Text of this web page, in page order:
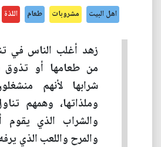
اهل البيت مشروبات طعام اللذة
زهد أغلب الناس في
من طعامها أو
شرابها لأنهم
وملذاتها، وهمهم
والشراب الذي يقوم
والمرح واللعب الذي